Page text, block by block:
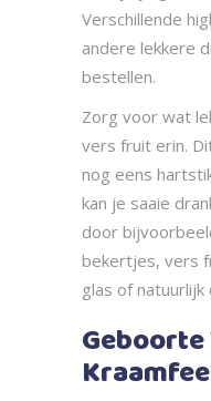
Verschillende
andere lekkere
bestellen.
Zorg voor wat
vers fruit erin.
nog eens
kan je saaie
door
bekertjes, vers
glas of natuurlijk